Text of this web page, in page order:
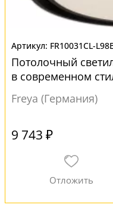
FR10031CL-
Потолочный
в современном
Freya (Германия)
9 743 ₽